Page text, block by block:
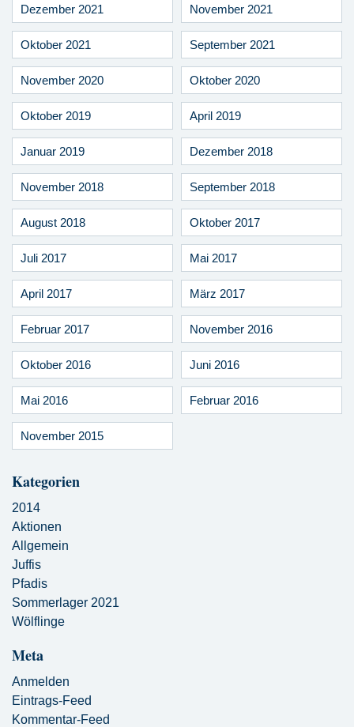
Dezember 2021 November 2021
Oktober 2021 September 2021
November 2020 Oktober 2020
Oktober 2019 April 2019
Januar 2019 Dezember 2018
November 2018 September 2018
August 2018 Oktober 2017
Juli 2017 Mai 2017
April 2017 März 2017
Februar 2017 November 2016
Oktober 2016 Juni 2016
Mai 2016 Februar 2016
November 2015
Kategorien
2014
Aktionen
Allgemein
Juffis
Pfadis
Sommerlager 2021
Wölflinge
Meta
Anmelden
Eintrags-Feed
Kommentar-Feed